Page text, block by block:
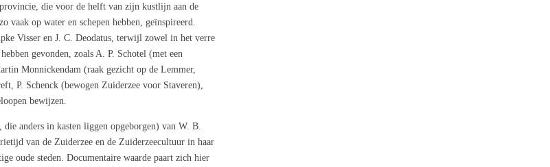
die voor de helft van zijn kustlijn aan de
vaak op water en schepen hebben, geïnspireerd.
Visser en J. C. Deodatus, terwijl zowel in het verre
gevonden, zoals A. P. Schotel (met een
Monnickendam (raak gezicht op de Lemmer,
P. Schenck (bewogen Zuiderzee voor Staveren),
bewijzen.
anders in kasten liggen opgeborgen) van W. B.
van de Zuiderzee en de Zuiderzeecultuur in haar
oude steden. Documentaire waarde paart zich hier